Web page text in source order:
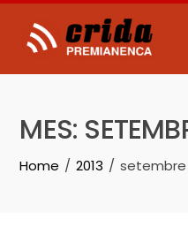
Skip
content
MES:
Home 2013 setembre